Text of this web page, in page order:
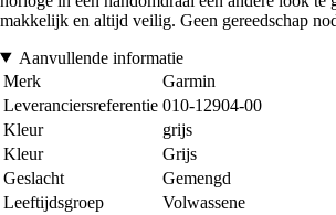
makkelijk en altijd veilig. Geen gereedschap
Aanvullende informatie
Merk
Garmin
Leveranciersreferentie 010-12904-00
Kleur
grijs
Kleur
Grijs
Geslacht
Gemengd
Leeftijdsgroep
Volwassene